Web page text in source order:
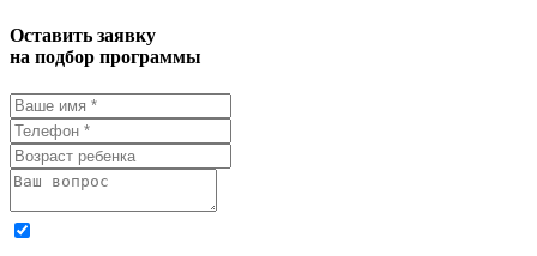
Оставить заявку
на подбор программы